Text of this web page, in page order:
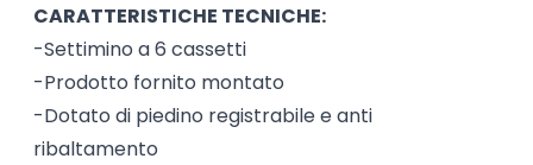
CARATTERISTICHE TECNICHE:
-Settimino a 6 cassetti
-Prodotto fornito montato
-Dotato di piedino registrabile e anti
ribaltamento